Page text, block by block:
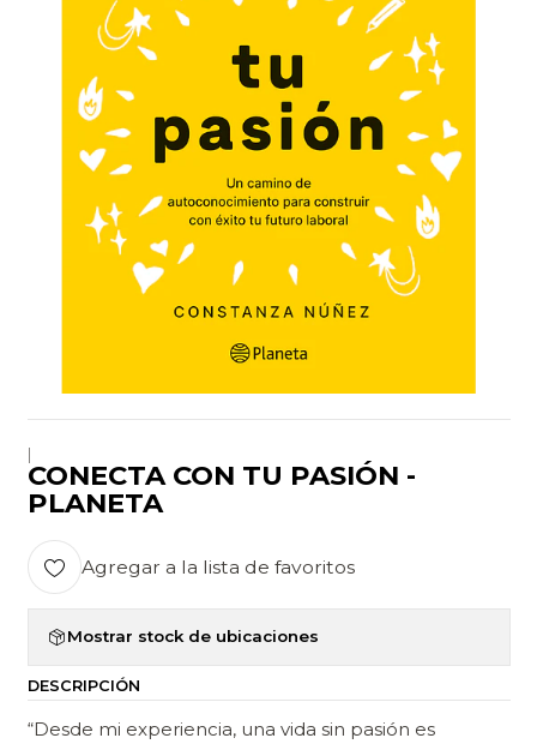
|
CONECTA CON TU PASIÓN -
PLANETA
Agregar a la lista de favoritos
Mostrar stock de ubicaciones
DESCRIPCIÓN
“Desde mi experiencia, una vida sin pasión es